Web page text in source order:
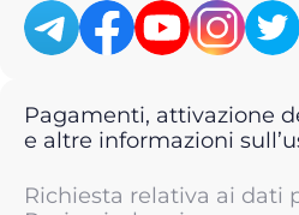
Pagamenti, attivazione
e altre informazioni
Richiesta relativa ai dati